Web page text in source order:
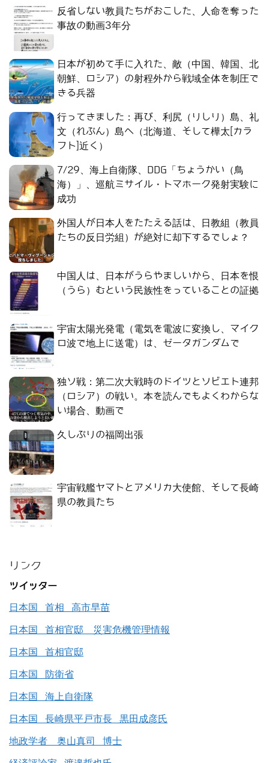
反省しない教員たちがおこした、人命を奪った
事故の動画3年分
日本が初めて手に入れた、敵（中国、韓国、北
朝鮮、ロシア）の射程外から戦域全体を制圧で
きる兵器
行ってきました：再び、利尻（りしり）島、礼
文（れぶん）島へ（北海道、そして樺太[カラ
フト]近く）
7/29、海上自衛隊、DDG「ちょうかい（鳥
海）」、巡航ミサイル・トマホーク発射実験に
成功
外国人が日本人をたたえる話は、日教組（教員
たちの反日労組）が絶対に却下するでしょ？
中国人は、日本がうらやましいから、日本を恨
（うら）むという民族性をっていることの証拠
宇宙太陽光発電（電気を電波に変換し、マイク
ロ波で地上に送電）は、ゼータガンダムで
独ソ戦：第二次大戦時のドイツとソビエト連邦
（ロシア）の戦い。本を読んでもよくわからな
い場合、動画で
久しぶりの福岡出張
宇宙戦艦ヤマトとアメリカ大使館、そして長崎
県の教員たち
リンク
ツイッター
日本国 首相 高市早苗
日本国 首相官邸 災害危機管理情報
日本国 首相官邸
日本国 防衛省
日本国 海上自衛隊
日本国 長崎県平戸市長 黒田成彦氏
地政学者 奥山真司 博士